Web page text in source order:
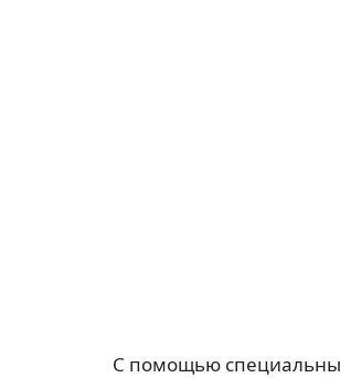
С помощью